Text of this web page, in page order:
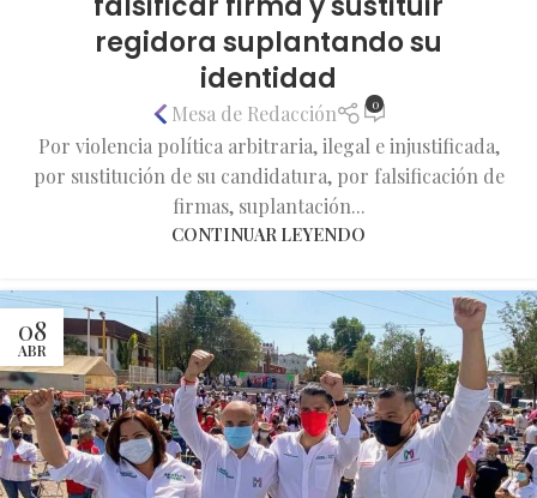
regidora suplantando su
identidad
Mesa de Redacción 0
Por violencia política arbitraria, ilegal e injustificada,
por sustitución de su candidatura, por falsificación de
firmas, suplantación...
CONTINUAR LEYENDO
08
ABR